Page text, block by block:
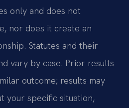
only and does not
nor does it create an
Statutes and their
vary by case. Prior results
outcome; results may
your specific situation,